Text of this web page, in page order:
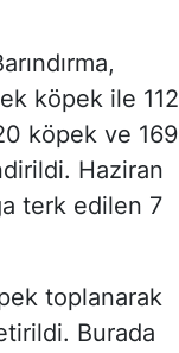
köpek ile 112
köpek ve 169
Haziran
terk edilen 7
toplanarak
Burada